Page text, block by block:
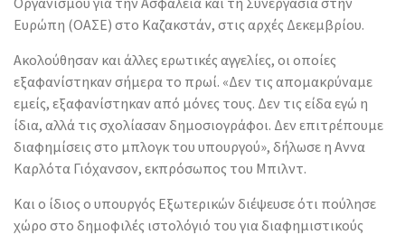
Ευρώπη (ΟΑΣΕ) στο Καζακστάν, στις αρχές Δεκεμβρίου.
Ακολούθησαν και άλλες ερωτικές αγγελίες, οι οποίες
εξαφανίστηκαν σήμερα το πρωί. «Δεν τις απομακρύναμε
εμείς, εξαφανίστηκαν από μόνες τους. Δεν τις είδα εγώ η
ίδια, αλλά τις σχολίασαν δημοσιογράφοι. Δεν επιτρέπουμε
διαφημίσεις στο μπλογκ του υπουργού», δήλωσε η Αννα
Καρλότα Γιόχανσον, εκπρόσωπος του Μπιλντ.
Και ο ίδιος ο υπουργός Εξωτερικών διέψευσε ότι πούλησε
χώρο στο δημοφιλές ιστολόγιό του για διαφημιστικούς